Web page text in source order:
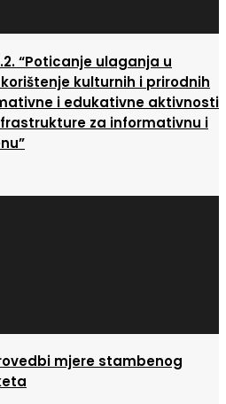
“Poticanje ulaganja u
kulturnih i prirodnih
i edukativne aktivnosti
za informativnu i
mjere stambenog